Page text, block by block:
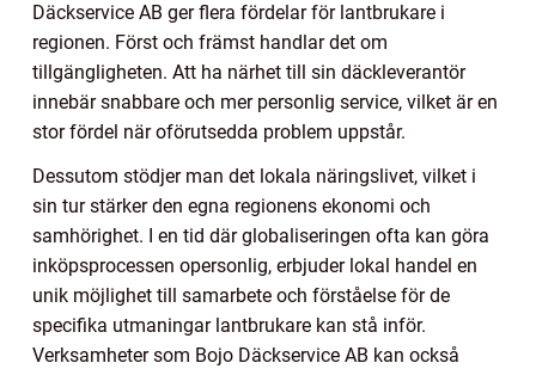
Däckservice AB ger flera fördelar för lantbrukare i
regionen. Först och främst handlar det om
tillgängligheten. Att ha närhet till sin däckleverantör
innebär snabbare och mer personlig service, vilket är en
stor fördel när oförutsedda problem uppstår.
Dessutom stödjer man det lokala näringslivet, vilket i
sin tur stärker den egna regionens ekonomi och
samhörighet. I en tid där globaliseringen ofta kan göra
inköpsprocessen opersonlig, erbjuder lokal handel en
unik möjlighet till samarbete och förståelse för de
specifika utmaningar lantbrukare kan stå inför.
Verksamheter som Bojo Däckservice AB kan också